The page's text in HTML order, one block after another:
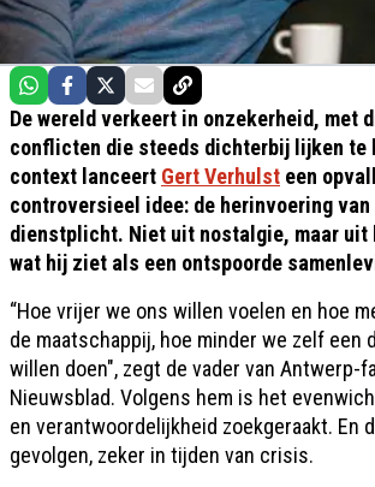
De wereld verkeert in onzekerheid, met
conflicten die steeds dichterbij lijken te
context lanceert Gert Verhulst een
controversieel idee: de herinvoering
dienstplicht. Niet uit nostalgie, maar uit
wat hij ziet als een ontspoorde
“Hoe vrijer we ons willen voelen en hoe
de maatschappij, hoe minder we zelf een
willen doen", zegt de vader van Antwerp-
Nieuwsblad. Volgens hem is het
en verantwoordelijkheid zoekgeraakt. En
gevolgen, zeker in tijden van crisis.